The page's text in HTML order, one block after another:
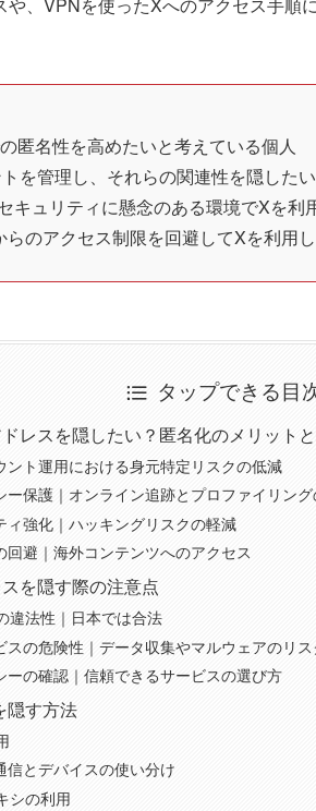
、VPNを使ったXへのアクセス手順
匿名性を高めたいと考えている個人
を管理し、それらの関連性を隠した
キュリティに懸念のある環境でXを利
らのアクセス制限を回避してXを利用
タップできる目
レスを隠したい？匿名化のメリット
ント運用における身元特定リスクの低減
ー保護｜オンライン追跡とプロファイリン
ィ強化｜ハッキングリスクの軽減
回避｜海外コンテンツへのアクセス
を隠す際の注意点
違法性｜日本では合法
スの危険性｜データ収集やマルウェアのリス
ーの確認｜信頼できるサービスの選び方
隠す方法
信とデバイスの使い分け
シの利用